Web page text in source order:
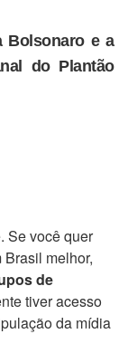
Bolsonaro e a
do Plantão
Se você quer
melhor,
de
tiver acesso
da mídia